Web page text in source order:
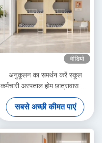
वीडियो
अनुकूलन का समर्थन करें स्कूल
कर्मचारी अस्पताल होम छात्रावास धातु
स्थिर छात्र लकड़ी के भंडारण लफ्ट
बंक बिस्तर
सबसे अच्छी कीमत पाएं